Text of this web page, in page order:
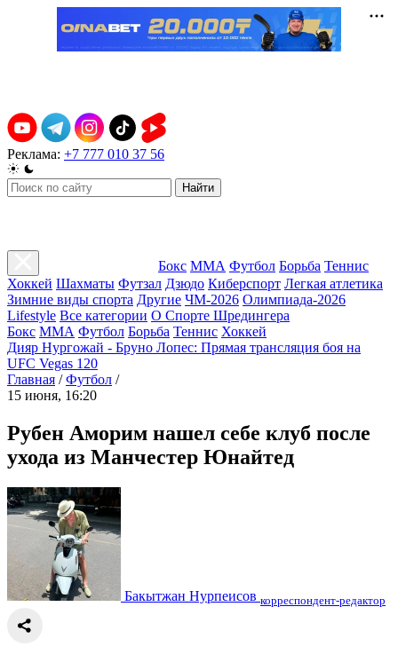
Реклама: +7 777 010 37 56
Найти
Бокс ММА Футбол Борьба Теннис
Хоккей Шахматы Футзал Дзюдо Киберспорт Легкая атлетика
Зимние виды спорта Другие ЧМ-2026 Олимпиада-2026
Lifestyle Все категории О Спорте Шредингера
Бокс ММА Футбол Борьба Теннис Хоккей
Дияр Нургожай - Бруно Лопес: Прямая трансляция боя на
UFC Vegas 120
Главная / Футбол /
15 июня, 16:20
Рубен Аморим нашел себе клуб после
ухода из Манчестер Юнайтед
Бакытжан Нурпеисов корреспондент-редактор